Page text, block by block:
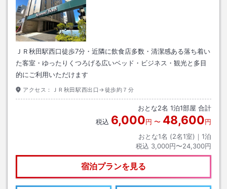
ＪＲ秋田駅西口徒歩7分・近隣に飲食店多数・清潔感ある落ち着い
た客室・ゆったりくつろげる広いベッド・ビジネス・観光と多目
的にご利用いただけます
アクセス： ＪＲ秋田駅西出口→徒歩約７分
おとな2名 1泊1部屋 合計
税込 6,000円 〜 48,600円
おとな1名 (2名1室)｜ 1泊
税込 3,000円〜24,300円
宿泊プランを見る